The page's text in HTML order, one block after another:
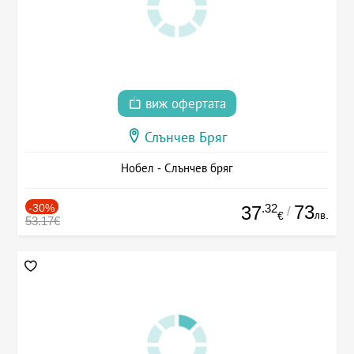
виж офертата
Слънчев Бряг
Нобел - Слънчев бряг
-30%
53.17€ 37.32
€ / 73лв.